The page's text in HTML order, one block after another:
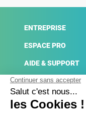
ENTREPRISE
ESPACE PRO
AIDE & SUPPORT
ACTUALITÉS